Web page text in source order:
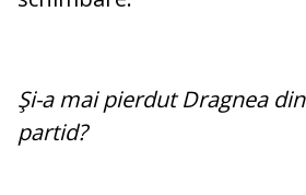
Şi-a mai pierdut Dragnea
partid?